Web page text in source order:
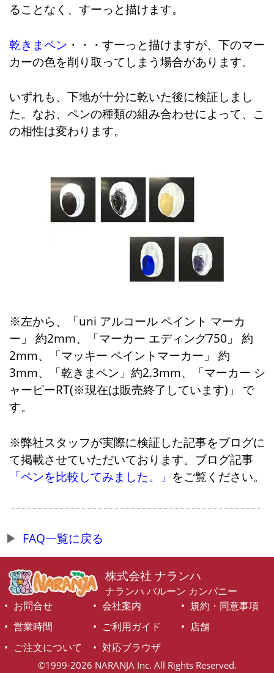
ることなく、すーっと描けます。
乾きまペン ・・・すーっと描けますが、下のマー
カーの色を削り取ってしまう場合があります。
いずれも、下地が十分に乾いた後に検証しまし
た。なお、ペンの種類の組み合わせによって、こ
の相性は変わります。
※左から、「uni アルコール ペイント マーカ
ー」 約2mm、「マーカー エディング750」 約
2mm、「マッキー ペイントマーカー」 約
3mm、「乾きまペン」約2.3mm、「マーカー シ
ャーピーRT(※現在は販売終了しています)」 で
す。
※弊社スタッフが実際に検証した記事をブログに
て掲載させていただいております。ブログ記事
「ペンを比較してみました。」 をご覧ください。
FAQ一覧に戻る
株式会社 ナランハ
ナランハ バルーン カンパニー
お問合せ
会社案内
規約・同意事項
営業時間
ご利用ガイド
店舗
ご注文について
対応ブラウザ
©1999-2026 NARANJA Inc. All Rights Reserved.